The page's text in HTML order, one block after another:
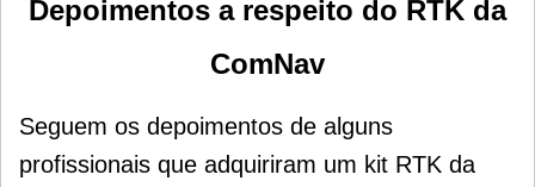
Depoimentos a respeito do RTK da
ComNav
Seguem os depoimentos de alguns
profissionais que adquiriram um kit RTK da